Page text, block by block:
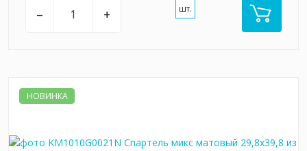
– + шт.
НОВИНКА